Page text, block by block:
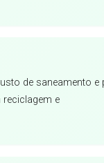
de saneamento e
e